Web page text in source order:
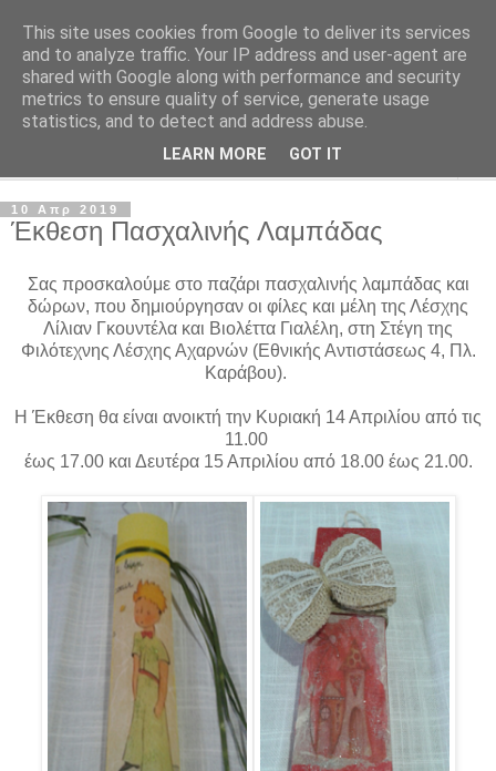
Φιλότεχνη Λέσχη Αχαρνών
Για την τέχνη και τον Πολιτισμό
10 Απρ 2019
Έκθεση Πασχαλινής Λαμπάδας
Σας προσκαλούμε στο παζάρι πασχαλινής λαμπάδας και
δώρων, που δημιούργησαν οι φίλες και μέλη της Λέσχης
Λίλιαν Γκουντέλα και Βιολέττα Γιαλέλη, στη Στέγη της
Φιλότεχνης Λέσχης Αχαρνών (Εθνικής Αντιστάσεως 4, Πλ.
Καράβου).
Η Έκθεση θα είναι ανοικτή την Κυριακή 14 Απριλίου από τις
11.00
έως 17.00 και Δευτέρα 15 Απριλίου από 18.00 έως 21.00.
This site uses cookies from Google to deliver its services
and to analyze traffic. Your IP address and user-agent are
shared with Google along with performance and security
metrics to ensure quality of service, generate usage
statistics, and to detect and address abuse.
LEARN MORE GOT IT